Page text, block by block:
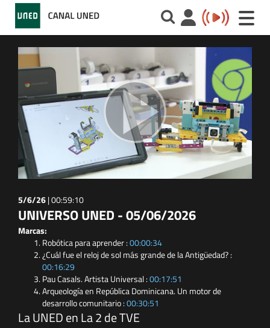
Toggle
5/6/26|00:59:10
UNIVERSO UNED - 05/06/2026
Marcas:
Robótica para aprender :00:00:34
¿Cuál fue el reloj de sol más grande de la Antigüedad? :
00:16:29
Pau Casals. Artista Universal :00:17:51
Arqueología en República Dominicana. Un motor de
desarrollo comunitario :00:30:51
La UNED en La 2 de TVE